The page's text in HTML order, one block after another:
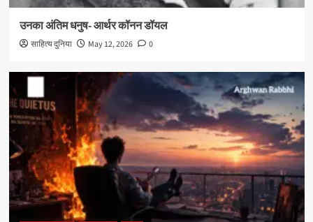
उनका अंतिम धनुष- आर्थर कॉनन डॉयल
साहित्य दुनिया May 12, 2026 0